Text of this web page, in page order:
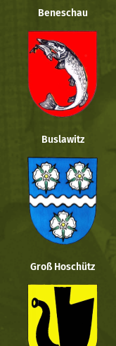
Beneschau
Buslawitz
Groß Hoschütz